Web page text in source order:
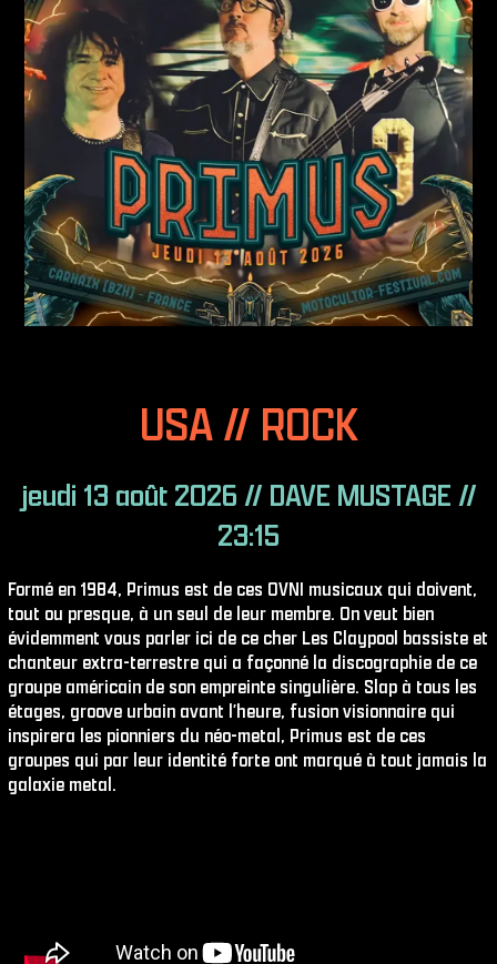
USA // ROCK
jeudi 13 août 2026 // DAVE MUSTAGE //
23:15
Formé en 1984, Primus est de ces OVNI musicaux qui doivent,
tout ou presque, à un seul de leur membre. On veut bien
évidemment vous parler ici de ce cher Les Claypool bassiste et
chanteur extra-terrestre qui a façonné la discographie de ce
groupe américain de son empreinte singulière. Slap à tous les
étages, groove urbain avant l′heure, fusion visionnaire qui
inspirera les pionniers du néo-metal, Primus est de ces
groupes qui par leur identité forte ont marqué à tout jamais la
galaxie metal.